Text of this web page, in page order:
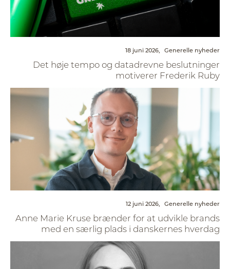
18 juni 2026, Generelle nyheder
Det høje tempo og datadrevne beslutninger
motiverer Frederik Ruby
12 juni 2026, Generelle nyheder
Anne Marie Kruse brænder for at udvikle brands
med en særlig plads i danskernes hverdag